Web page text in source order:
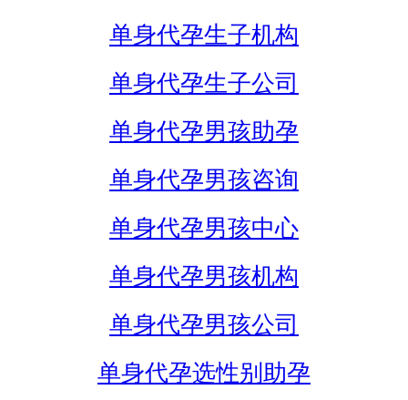
单身代孕生子机构
单身代孕生子公司
单身代孕男孩助孕
单身代孕男孩咨询
单身代孕男孩中心
单身代孕男孩机构
单身代孕男孩公司
单身代孕选性别助孕